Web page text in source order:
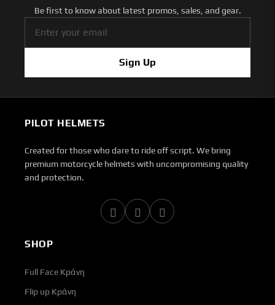
Be first to know about latest promos, sales, and gear.
Sign Up
PILOT HELMETS
Created for those who dare to ride off script. We bring
premium motorcycle helmets with uncompromising quality
and protection.
SHOP
Full Face Κράνη
Flip up Κράνη